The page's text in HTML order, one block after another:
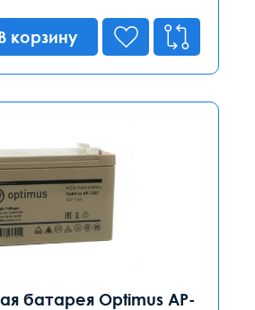
корзину
батарея Optimus AP-